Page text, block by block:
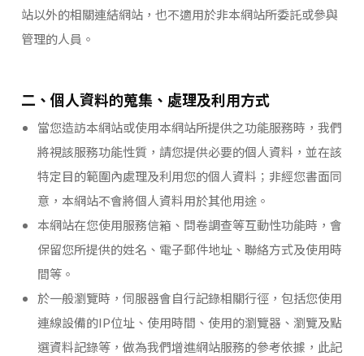
站以外的相關連結網站，也不適用於非本網站所委託或參與
管理的人員。
二、個人資料的蒐集、處理及利用方式
當您造訪本網站或使用本網站所提供之功能服務時，我們
將視該服務功能性質，請您提供必要的個人資料，並在該
特定目的範圍內處理及利用您的個人資料；非經您書面同
意，本網站不會將個人資料用於其他用途。
本網站在您使用服務信箱、問卷調查等互動性功能時，會
保留您所提供的姓名、電子郵件地址、聯絡方式及使用時
間等。
於一般瀏覽時，伺服器會自行記錄相關行徑，包括您使用
連線設備的IP位址、使用時間、使用的瀏覽器、瀏覽及點
選資料記錄等，做為我們增進網站服務的參考依據，此記